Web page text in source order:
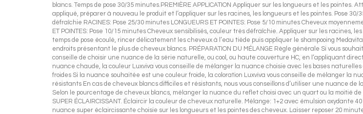
blancs. Temps de pose 30/35 minutes.PREMIÈRE APPLICATION Appliquer sur les longueurs et les
appliqué, préparer à nouveau le produit et l’appliquer sur les racines, les longueurs et les pointes. Pose 30/
défraîchie RACINES: Pose 25/30 minutes LONGUEURS ET POINTES: Pose 5/10 minutes Cheveux
ET POINTES: Pose 10/15 minutes Cheveux sensibilisés, couleur très défraîchie. Appliquer sur les racines,
temps de pose écoulé, rincer délicatement les cheveux à l’eau tiède puis appliquer le shampooing Medavita
endroits présentant le plus de cheveux blancs. PRÉPARATION DU MÉLANGE Règle générale Si vous
conseille de choisir une nuance de la série naturelle, ou cool, ou haute couverture HC, en l’appliquant
nuance chaude, la couleur Luxviva vous conseille de mélanger la nuance choisie avec les bases
froides Si la nuance souhaitée est une couleur froide, la coloration Luxviva vous conseille de mélanger la
résistants En cas de cheveux blancs difficiles et résistants, nous vous conseillons d’utiliser une nuance
Selon le pourcentage de cheveux blancs, mélanger la nuance du reflet choisi avec un quart ou la moitié
SUPER ÉCLAIRCISSANT. Éclaircir la couleur de cheveux naturelle. Mélange: 1+2 avec émulsion oxydante
nuance super éclaircissante choisie sur les longueurs et les pointes des cheveux. Laisser reposer 20